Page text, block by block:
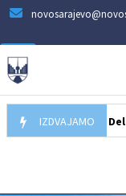
IZDVAJAMO
07.08.2026 Delegacija